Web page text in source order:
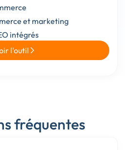
et marketing
intégrés
l'outil
fréquentes